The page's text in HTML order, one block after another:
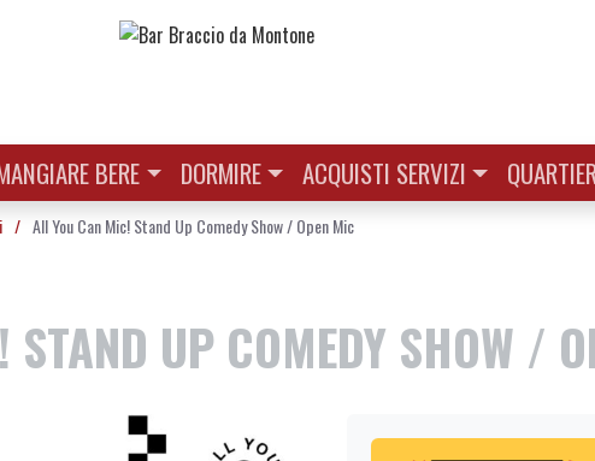
BERE DORMIRE ACQUISTI SERVIZI
/ All You Can Mic! Stand Up Comedy Show / Open Mic
UP COMEDY SHOW /